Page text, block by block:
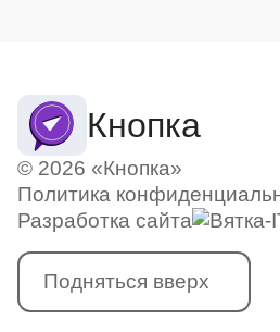
Кнопка
© 2026 «Кнопка»
Политика
Разработка сайта
Подняться вверх